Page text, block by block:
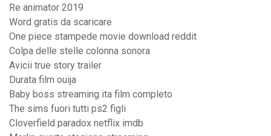
Re animator 2019
Word gratis da scaricare
One piece stampede movie download reddit
Colpa delle stelle colonna sonora
Avicii true story trailer
Durata film ouija
Baby boss streaming ita film completo
The sims fuori tutti ps2 figli
Cloverfield paradox netflix imdb